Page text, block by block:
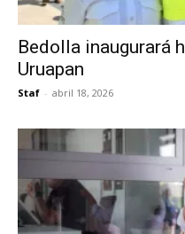
Bedolla inaugurará
Uruapan
Staf - abril 18, 2026